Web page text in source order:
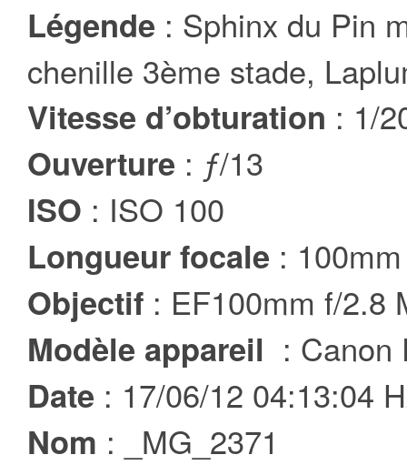
Légende : Sphinx du Pin
chenille 3ème stade,
Vitesse d’obturation : 1/
Ouverture : ƒ/13
ISO : ISO 100
Longueur focale : 100mm
Objectif : EF100mm f/2.8
Modèle appareil : Canon
Date : 17/06/12 04:13:04
Nom : _MG_2371